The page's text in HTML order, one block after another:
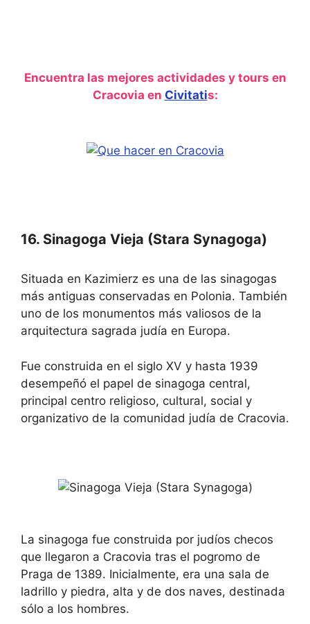
Encuentra las mejores actividades y tours en
Cracovia en Civitatis:
16. Sinagoga Vieja (Stara Synagoga)
Situada en Kazimierz es una de las sinagogas
más antiguas conservadas en Polonia. También
uno de los monumentos más valiosos de la
arquitectura sagrada judía en Europa.
Fue construida en el siglo XV y hasta 1939
desempeñó el papel de sinagoga central,
principal centro religioso, cultural, social y
organizativo de la comunidad judía de Cracovia.
La sinagoga fue construida por judíos checos
que llegaron a Cracovia tras el pogromo de
Praga de 1389. Inicialmente, era una sala de
ladrillo y piedra, alta y de dos naves, destinada
sólo a los hombres.